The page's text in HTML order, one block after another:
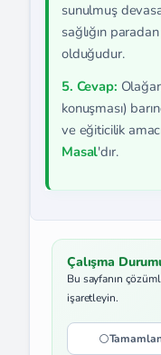
sunulmuş
sağlığın
olduğudur.
5. Cevap:
konuşması)
ve eğiticilik
Masal'dır.
Çalışma
Bu sayfanın
işaretleyin.